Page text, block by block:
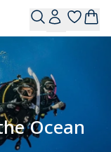
Ocean